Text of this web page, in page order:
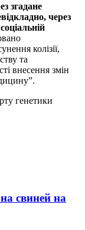
згадане
через
колізії,
та
внесення змін
генетики
свиней на